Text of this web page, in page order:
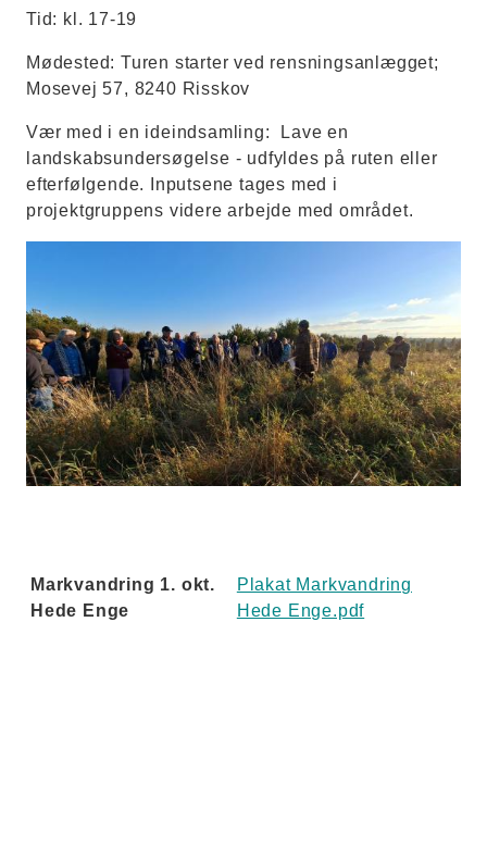
Tid: kl. 17-19
Mødested: Turen starter ved rensningsanlægget;
Mosevej 57, 8240 Risskov
Vær med i en ideindsamling: Lave en
landskabsundersøgelse - udfyldes på ruten eller
efterfølgende. Inputsene tages med i
projektgruppens videre arbejde med området.
Plakat Markvandring
Hede Enge.pdf
Markvandring 1. okt.
Hede Enge